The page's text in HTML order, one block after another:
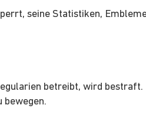
seine Statistiken,
betreibt, wird bestraft.
bewegen.